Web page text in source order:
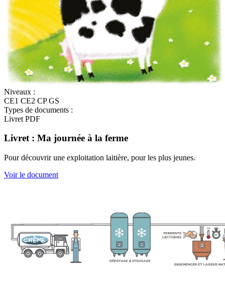
Niveaux :
CE1 CE2 CP GS
Types de documents :
Livret PDF
Livret : Ma journée à la ferme
Pour découvrir une exploitation laitière, pour les plus jeunes.
Voir le document